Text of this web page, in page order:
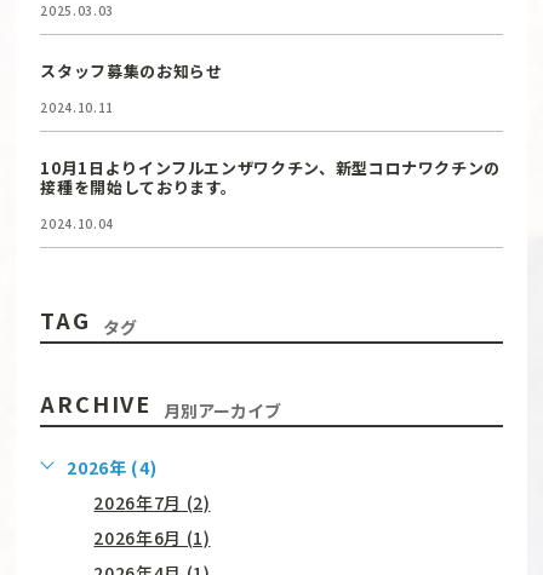
2025.03.03
スタッフ募集のお知らせ
2024.10.11
10月1日よりインフルエンザワクチン、新型コロナワクチンの
接種を開始しております。
2024.10.04
TAG タグ
ARCHIVE 月別アーカイブ
2026年 (4)
2026年7月 (2)
2026年6月 (1)